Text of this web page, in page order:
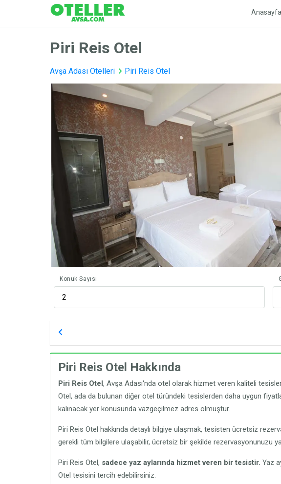
Anasayfa
Piri Reis Otel
Avşa Adası Otelleri Piri Reis Otel
Konuk Sayısı
Piri Reis Otel Hakkında
Piri Reis Otel, Avşa Adası'nda otel olarak hizmet veren kaliteli
Otel, ada da bulunan diğer otel türündeki tesislerden daha uygun
kalınacak yer konusunda vazgeçilmez adres olmuştur.
Piri Reis Otel hakkında detaylı bilgiye ulaşmak, tesisten ücretsiz
gerekli tüm bilgilere ulaşabilir, ücretsiz bir şekilde rezervasyonunuzu
Piri Reis Otel, sadece yaz aylarında hizmet veren bir tesistir. Yaz
Otel tesisini tercih edebilirsiniz.